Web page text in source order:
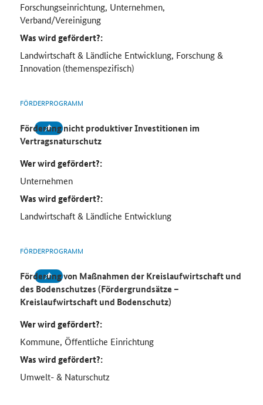
Forschungseinrichtung, Unternehmen,
Verband/Vereinigung
Was wird gefördert?:
Landwirtschaft & Ländliche Entwicklung, Forschung &
Innovation (themenspezifisch)
FÖRDERPROGRAMM
Förderung nicht produktiver Investitionen im
Vertragsnaturschutz
Wer wird gefördert?:
Unternehmen
Was wird gefördert?:
Landwirtschaft & Ländliche Entwicklung
FÖRDERPROGRAMM
Förderung von Maßnahmen der Kreislaufwirtschaft und
des Bodenschutzes (Fördergrundsätze –
Kreislaufwirtschaft und Bodenschutz)
Wer wird gefördert?:
Kommune, Öffentliche Einrichtung
Was wird gefördert?:
Umwelt- & Naturschutz